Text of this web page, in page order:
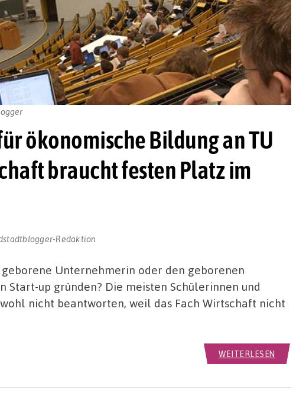
ökonomische Bildung an TU
braucht festen Platz im
Redaktion
Unternehmerin oder den geborenen
Start-up gründen? Die meisten Schülerinnen und
nicht beantworten, weil das Fach Wirtschaft nicht
WEITERLESEN